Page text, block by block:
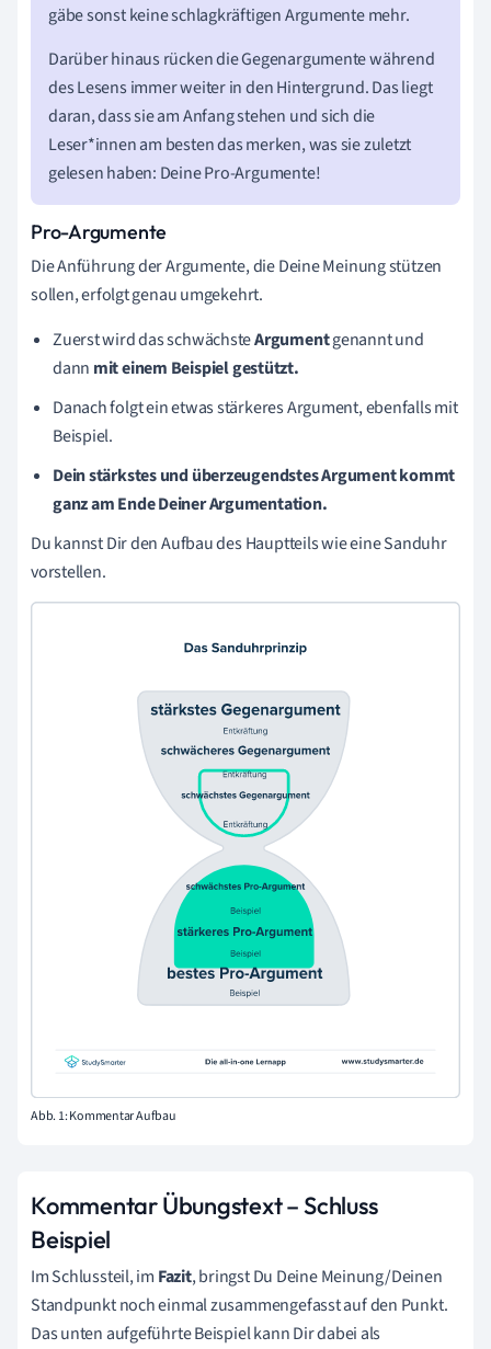
gäbe sonst keine schlagkräftigen Argumente mehr.
Darüber hinaus rücken die Gegenargumente während
des Lesens immer weiter in den Hintergrund. Das liegt
daran, dass sie am Anfang stehen und sich die
Leser*innen am besten das merken, was sie zuletzt
gelesen haben: Deine Pro-Argumente!
Pro-Argumente
Die Anführung der Argumente, die Deine Meinung stützen
sollen, erfolgt genau umgekehrt.
Zuerst wird das schwächsteArgumentgenannt und
dann mit einem Beispiel gestützt.
Danach folgt ein etwas stärkeres Argument, ebenfalls mit
Beispiel.
Dein stärkstes und überzeugendstes Argument kommt
ganz am Ende Deiner Argumentation.
Du kannst Dir den Aufbau des Hauptteils wie eine Sanduhr
vorstellen.
Abb. 1: Kommentar Aufbau
Kommentar Übungstext – Schluss
Beispiel
Im Schlussteil, im Fazit, bringst Du Deine Meinung/Deinen
Standpunkt noch einmal zusammengefasst auf den Punkt.
Das unten aufgeführte Beispiel kann Dir dabei als